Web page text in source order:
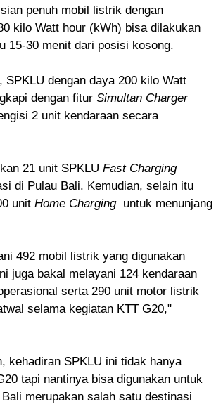
penuh mobil listrik dengan
kilo Watt hour (kWh) bisa dilakukan
15-30 menit dari posisi kosong.
SPKLU dengan daya 200 kilo Watt
dengan fitur Simultan Charger
2 unit kendaraan secara
21 unit SPKLU Fast Charging
di Pulau Bali. Kemudian, selain itu
unit Home Charginguntuk menunjang
492 mobil listrik yang digunakan
juga bakal melayani 124 kendaraan
serta 290 unit motor listrik
selama kegiatan KTT G20,"
kehadiran SPKLU ini tidak hanya
tapi nantinya bisa digunakan untuk
merupakan salah satu destinasi